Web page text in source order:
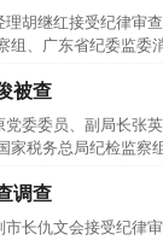
胡继红接受纪律
组、广东省纪委监委
被查
委委员、副局长
家税务总局纪检监察
调查
长仇文会接受纪
一纸欠